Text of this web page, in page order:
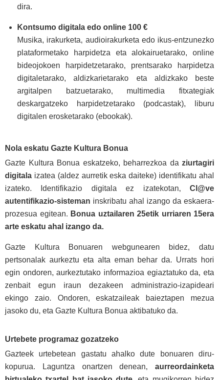
dira.
Kontsumo digitala edo online 100 €
Musika, irakurketa, audioirakurketa edo ikus-entzunezko
plataformetako harpidetza eta alokairuetarako, online
bideojokoen harpidetzetarako, prentsarako harpidetza
digitaletarako, aldizkarietarako eta aldizkako beste
argitalpen batzuetarako, multimedia fitxategiak
deskargatzeko harpidetzetarako (podcastak), liburu
digitalen erosketarako (ebookak).
Nola eskatu Gazte Kultura Bonua
Gazte Kultura Bonua eskatzeko, beharrezkoa da ziurtagiri
digitala izatea (aldez aurretik eska daiteke) identifikatu ahal
izateko. Identifikazio digitala ez izatekotan, Cl@ve
autentifikazio-sisteman inskribatu ahal izango da eskaera-
prozesua egitean. Bonua uztailaren 25etik urriaren 15era
arte eskatu ahal izango da.
Gazte Kultura Bonuaren webgunearen bidez, datu
pertsonalak aurkeztu eta alta eman behar da. Urrats hori
egin ondoren, aurkeztutako informazioa egiaztatuko da, eta
zenbait egun iraun dezakeen administrazio-izapideari
ekingo zaio. Ondoren, eskatzaileak baieztapen mezua
jasoko du, eta Gazte Kultura Bonua aktibatuko da.
Urtebete programaz gozatzeko
Gazteek urtebetean gastatu ahalko dute bonuaren diru-
kopurua. Laguntza onartzen denean, aurreordainketa